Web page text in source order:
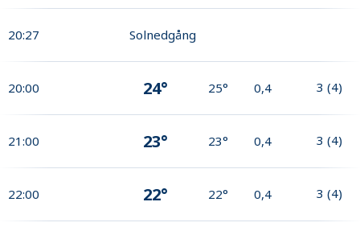
20:27 Solnedgång
20:00 24° 25° 0,4 3 (4)
21:00 23° 23° 0,4 3 (4)
22:00 22° 22° 0,4 3 (4)